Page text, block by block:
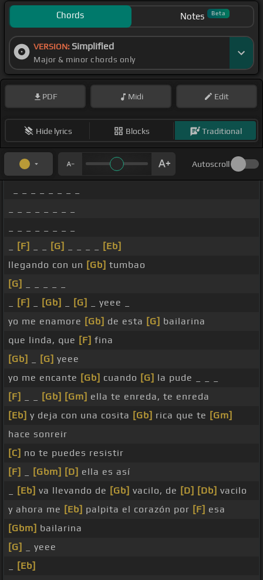
Chords Notes Beta
VERSION: Simplified
Major & minor chords only
PDF Midi Edit
Hide lyrics Blocks Traditional
Autoscroll
[F] [G]
[Eb]
llegando con un [Gb] tumbao
[G]
[F] [Gb] [G]
_ yeee _
yo me enamore [Gb] de esta [G] bailarina
que linda, que [F] fina
[Gb]
[G] yeee
yo me encante [Gb] cuando [G] la pude _ _ _
[F]
[Gb] [Gm] ella te enreda, te enreda
[Eb] y deja con una cosita [Gb] rica que te [Gm]
hace sonreir
[C] no te puedes resistir
[F]
[Gbm] [D] ella es así
[Eb] va llevando de [Gb] vacilo, de [D] [Db] vacilo
y ahora me [Eb] palpita el corazón por [F] esa
[Gbm] bailarina
[G]
_ yeee
[Eb]